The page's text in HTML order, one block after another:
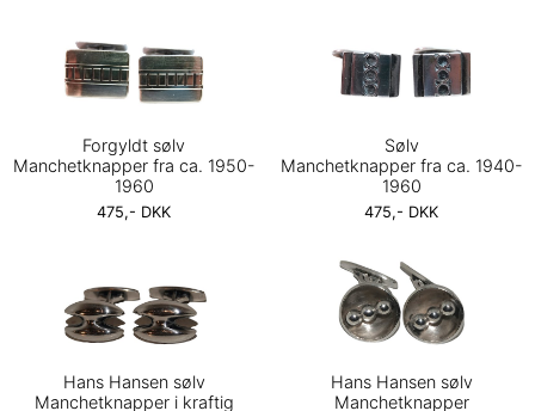
Forgyldt sølv
Manchetknapper fra ca. 1950-
1960
475,- DKK
Sølv
Manchetknapper fra ca. 1940-
1960
475,- DKK
Hans Hansen sølv
Manchetknapper i kraftig
Hans Hansen sølv
Manchetknapper